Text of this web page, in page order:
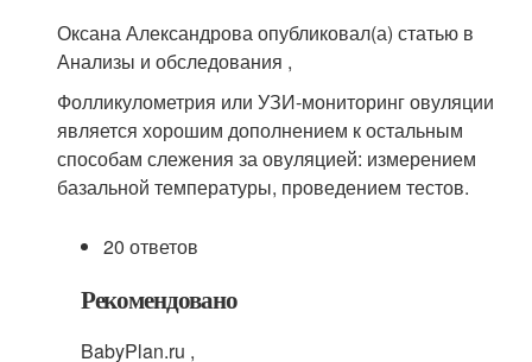
Оксана Александрова опубликовал(а) статью в
Анализы и обследования ,
Фолликулометрия или УЗИ-мониторинг овуляции
является хорошим дополнением к остальным
способам слежения за овуляцией: измерением
базальной температуры, проведением тестов.
20 ответов
Рекомендовано
BabyPlan.ru ,